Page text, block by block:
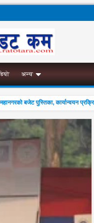
अन्य
बजेट पुस्तिका, कार्यान्वयन प्रक्रिया